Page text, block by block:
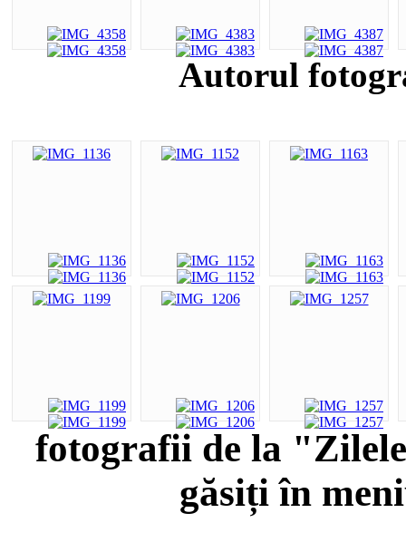
Autorul
fotografii de la
găsiți în